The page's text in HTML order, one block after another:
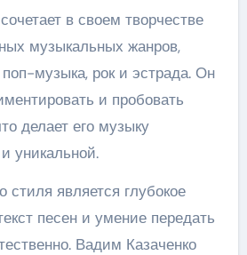
в своем творчестве
музыкальных жанров,
музыка, рок и эстрада. Он
и пробовать
делает его музыку
уникальной.
стиля является глубокое
песен и умение передать
Вадим Казаченко